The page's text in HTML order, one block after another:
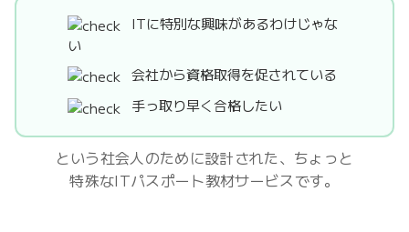
ITに特別な興味があるわけじゃな
い
会社から資格取得を促されている
手っ取り早く合格したい
という社会人のために設計された、ちょっと
特殊なITパスポート教材サービスです。